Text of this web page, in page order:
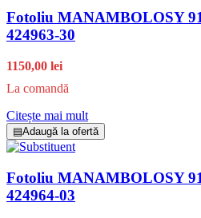
Fotoliu MANAMBOLOSY
424963-30
1150,00 lei
La comandă
Citește mai mult
▤Adaugă la ofertă
Fotoliu MANAMBOLOSY
424964-03